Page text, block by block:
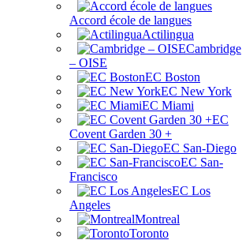
Accord école de langues
Actilingua
Cambridge
– OISE
EC Boston
EC New York
EC Miami
ЕС
Covent Garden 30 +
EC San-Diego
EC San-
Francisco
EC Los
Angeles
Montreal
Toronto